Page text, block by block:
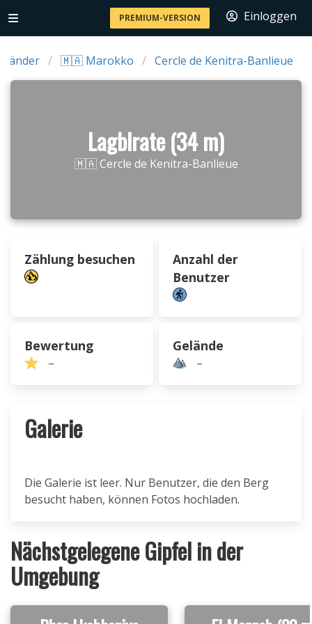
PREMIUM-VERSION Einloggen
Länder 🇲🇦 Marokko Cercle de Kenitra-Banlieue
Lagblrate (34 m)
🇲🇦 Cercle de Kenitra-Banlieue
Zählung besuchen
Anzahl der
Benutzer
Bewertung
–
Gelände
–
Galerie
Die Galerie ist leer. Nur Benutzer, die den Berg
besucht haben, können Fotos hochladen.
Nächstgelegene Gipfel in der
Umgebung